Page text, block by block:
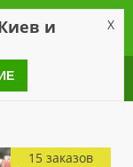
15 заказов
и X